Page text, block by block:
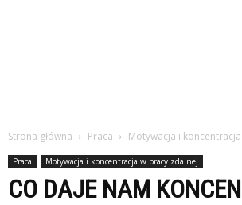
Strona główna Praca Motywacja i
Praca Motywacja i koncentracja w pracy zdalnej
CO DAJE NAM